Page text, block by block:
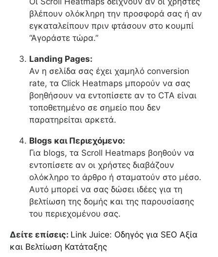
βλέπουν ολόκληρη την προσφορά σας ή αν
εγκαταλείπουν πριν φτάσουν στο κουμπί
“Αγοράστε τώρα.”
Landing Pages:
Αν η σελίδα σας έχει χαμηλό conversion
rate, τα Click Heatmaps μπορούν να σας
βοηθήσουν να εντοπίσετε αν το CTA είναι
τοποθετημένο σε σημείο που δεν
παρατηρείται αρκετά.
Blogs και Περιεχόμενο:
Για blogs, τα Scroll Heatmaps βοηθούν να
εντοπίσετε αν οι χρήστες διαβάζουν
ολόκληρο το άρθρο ή σταματούν στο μέσο.
Αυτό μπορεί να σας δώσει ιδέες για τη
βελτίωση της δομής και της παρουσίασης
του περιεχομένου σας.
Δείτε επίσεις: Link Juice: Οδηγός για SEO Αξία
και Βελτίωση Κατάταξης